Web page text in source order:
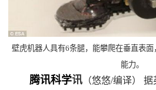
壁虎机器人具有6条腿，能攀爬在垂直表
能力。
腾讯科学讯 （悠悠/编译）